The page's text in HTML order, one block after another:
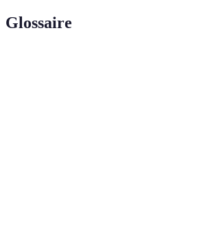
Glossaire